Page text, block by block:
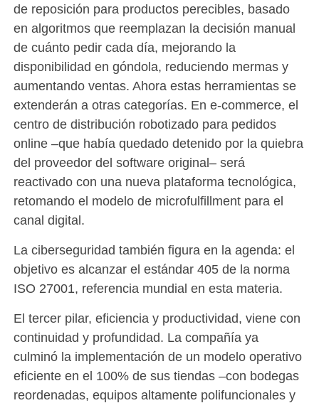
de reposición para productos perecibles, basado
en algoritmos que reemplazan la decisión manual
de cuánto pedir cada día, mejorando la
disponibilidad en góndola, reduciendo mermas y
aumentando ventas. Ahora estas herramientas se
extenderán a otras categorías. En e-commerce, el
centro de distribución robotizado para pedidos
online –que había quedado detenido por la quiebra
del proveedor del software original– será
reactivado con una nueva plataforma tecnológica,
retomando el modelo de microfulfillment para el
canal digital.
La ciberseguridad también figura en la agenda: el
objetivo es alcanzar el estándar 405 de la norma
ISO 27001, referencia mundial en esta materia.
El tercer pilar, eficiencia y productividad, viene con
continuidad y profundidad. La compañía ya
culminó la implementación de un modelo operativo
eficiente en el 100% de sus tiendas –con bodegas
reordenadas, equipos altamente polifuncionales y